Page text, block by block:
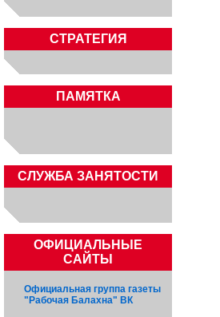
СТРАТЕГИЯ
ПАМЯТКА
CЛУЖБА ЗАНЯТОСТИ
ОФИЦИАЛЬНЫЕ
САЙТЫ
Официальная группа газеты
"Рабочая Балахна" ВК